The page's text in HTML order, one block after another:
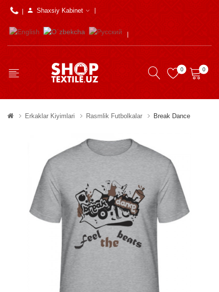
Shaxsiy Kabinet
0 0
Erkaklar Kiyimlari Rasmlik Futbolkalar Break Dance